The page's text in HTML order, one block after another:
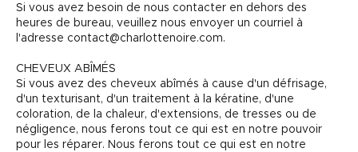
Si vous avez besoin de nous contacter en dehors des
heures de bureau, veuillez nous envoyer un courriel à
l'adresse contact@charlottenoire.com.
CHEVEUX ABÎMÉS
Si vous avez des cheveux abîmés à cause d'un défrisage,
d'un texturisant, d'un traitement à la kératine, d'une
coloration, de la chaleur, d'extensions, de tresses ou de
négligence, nous ferons tout ce qui est en notre pouvoir
pour les réparer. Nous ferons tout ce qui est en notre